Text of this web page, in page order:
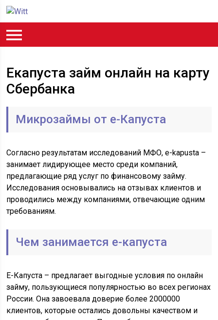
Екапуста займ онлайн на карту
Сбербанка
Микрозаймы от е-Капуста
Согласно результатам исследований МФО, e-kapusta –
занимает лидирующее место среди компаний,
предлагающие ряд услуг по финансовому займу.
Исследования основывались на отзывах клиентов и
проводились между компаниями, отвечающие одним
требованиям.
Чем занимается е-капуста
Е-Капуста – предлагает выгодные условия по онлайн
займу, пользующиеся популярностью во всех регионах
России. Она завоевала доверие более 2000000
клиентов, которые остались довольны качеством и